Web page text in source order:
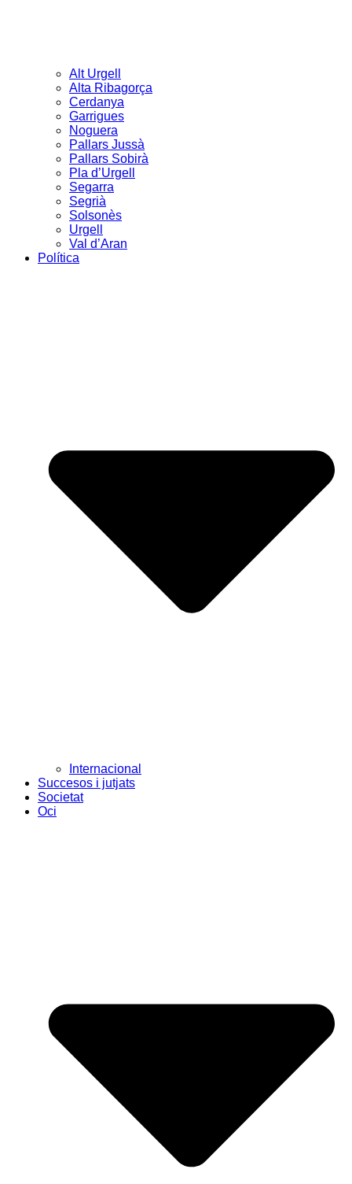
Alt Urgell
Alta Ribagorça
Cerdanya
Garrigues
Noguera
Pallars Jussà
Pallars Sobirà
Pla d’Urgell
Segarra
Segrià
Solsonès
Urgell
Val d’Aran
Política
Internacional
Succesos i jutjats
Societat
Oci